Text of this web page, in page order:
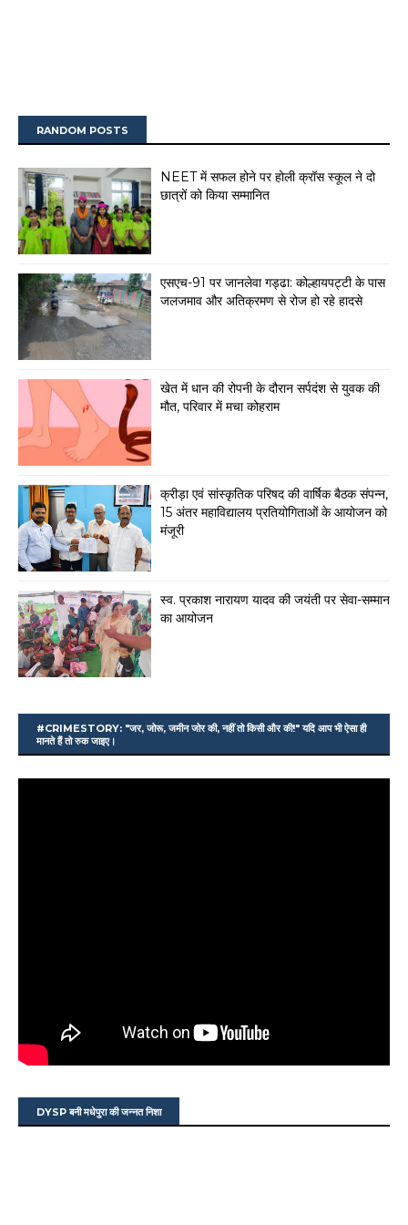
RANDOM POSTS
NEET में सफल होने पर होली क्रॉस स्कूल ने दो
छात्रों को किया सम्मानित
एसएच-91 पर जानलेवा गड्ढा: कोल्हायपट्टी के पास
जलजमाव और अतिक्रमण से रोज हो रहे हादसे
खेत में धान की रोपनी के दौरान सर्पदंश से युवक की
मौत, परिवार में मचा कोहराम
क्रीड़ा एवं सांस्कृतिक परिषद की वार्षिक बैठक संपन्न,
15 अंतर महाविद्यालय प्रतियोगिताओं के आयोजन को
मंजूरी
स्व. प्रकाश नारायण यादव की जयंती पर सेवा-सम्मान
का आयोजन
#CRIMESTORY: "जर, जोरू, जमीन जोर की, नहीं तो किसी और की!" यदि आप भी ऐसा ही
मानते हैं तो रुक जाइए।
DYSP बनी मधेपुरा की जन्नत निशा